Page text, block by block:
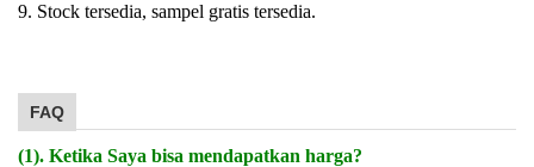
9. Stock tersedia, sampel gratis tersedia.
FAQ
(1). Ketika Saya bisa mendapatkan harga?